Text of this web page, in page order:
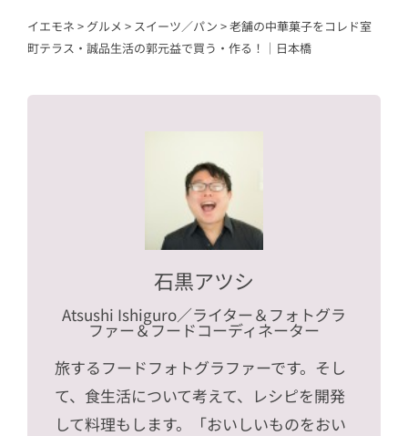
イエモネ > グルメ > スイーツ／パン >老舗の中華菓子をコレド室
町テラス・誠品生活の郭元益で買う・作る！｜日本橋
石黒アツシ
Atsushi Ishiguro／ライター＆フォトグラ
ファー＆フードコーディネーター
旅するフードフォトグラファーです。そし
て、食生活について考えて、レシピを開発
して料理もします。「おいしいものをおい